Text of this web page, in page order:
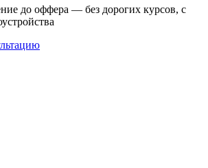
до оффера — без дорогих курсов, с